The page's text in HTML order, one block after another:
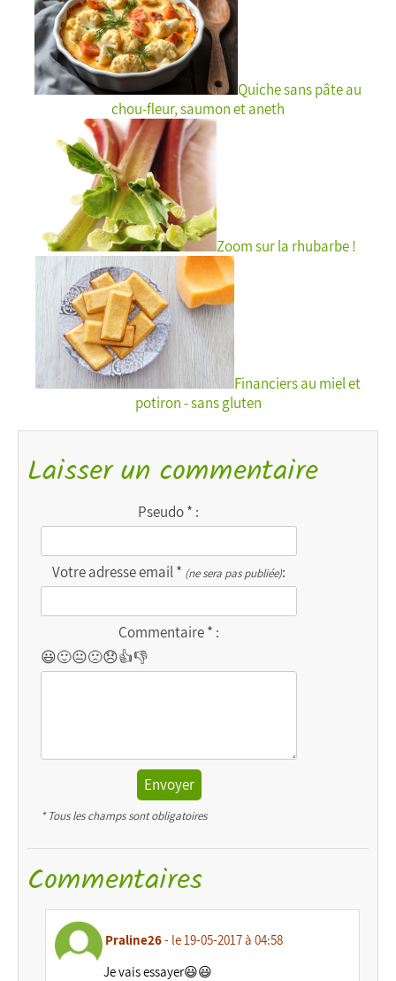
Quiche sans pâte au
chou-fleur, saumon et aneth
Zoom sur la rhubarbe !
Financiers au miel et
potiron - sans gluten
Laisser un commentaire
Pseudo * :
Votre adresse email * (ne sera pas publiée):
Commentaire * :
😃🙂😐🙁😞👍👎
Envoyer
* Tous les champs sont obligatoires
Commentaires
Praline26- le 19-05-2017 à 04:58
Je vais essayer😃😃